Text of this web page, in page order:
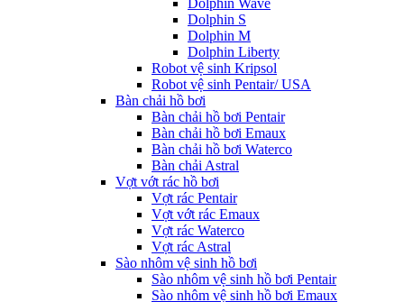
Dolphin Wave
Dolphin S
Dolphin M
Dolphin Liberty
Robot vệ sinh Kripsol
Robot vệ sinh Pentair/ USA
Bàn chải hồ bơi
Bàn chải hồ bơi Pentair
Bàn chải hồ bơi Emaux
Bàn chải hồ bơi Waterco
Bàn chải Astral
Vợt vớt rác hồ bơi
Vợt rác Pentair
Vợt vớt rác Emaux
Vợt rác Waterco
Vợt rác Astral
Sào nhôm vệ sinh hồ bơi
Sào nhôm vệ sinh hồ bơi Pentair
Sào nhôm vệ sinh hồ bơi Emaux